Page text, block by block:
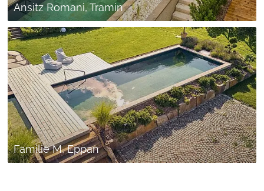
Ansitz Romani, Tramin
Familie M, Eppan